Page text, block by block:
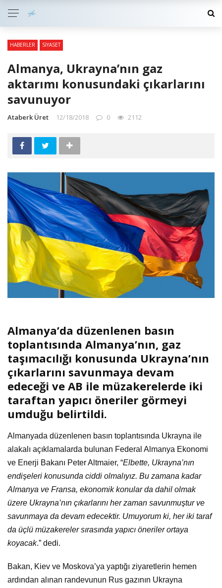
HABERLER SIYASET
Almanya, Ukrayna’nın gaz
aktarımı konusundaki çıkarlarını
savunuyor
Ataberk Üret 12/18/2018 0 2112
Almanya’da düzenlenen basın
toplantısında Almanya’nın, gaz
taşımacılığı konusunda Ukrayna’nın
çıkarlarını savunmaya devam
edeceği ve AB ile müzakerelerde iki
taraftan yapıcı öneriler görmeyi
umduğu belirtildi.
Almanyada düzenlenen basın toplantısında Ukrayna ile
alakalı açıklamalarda bulunan Federal Almanya Ekonomi
ve Enerji Bakanı Peter Altmaier, “Elbette, Ukrayna’nın
endişeleri konusunda ciddi olmalıyız. Bu zamana kadar
Almanya ve Fransa, ekonomik konular da dahil olmak
üzere Ukrayna’nın çıkarlarını her zaman savunmuştur ve
savunmaya da devam edecektir. Umuyorum ki, her iki taraf
da üçlü müzakereler sırasında yapıcı öneriler ortaya
koyacak.” dedi.
Bakan, Kiev ve Moskova’ya yaptığı ziyaretlerin hemen
ardından alınan randevunun Rus gazının Ukrayna